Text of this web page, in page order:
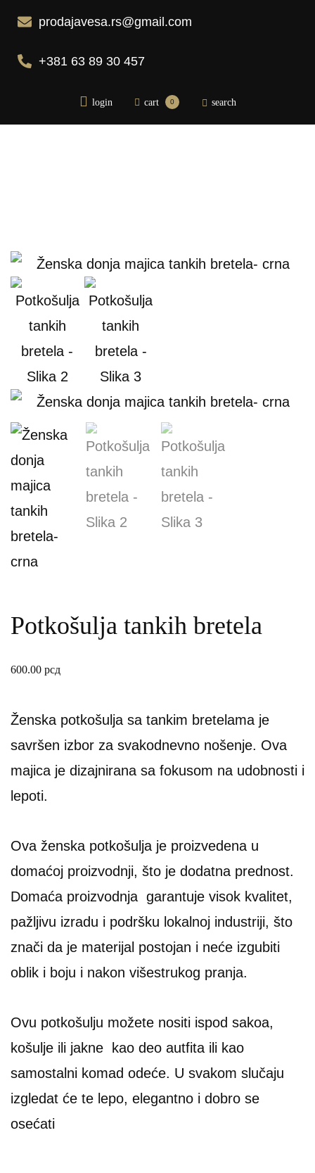
prodajavesa.rs@gmail.com
+381 63 89 30 457
login 0
cart search
Bebi dol pidžame
Spavaćice
Potkošulja tankih bretela
600.00 рсд
Ženska potkošulja sa tankim bretelama je
savršen izbor za svakodnevno nošenje. Ova
majica je dizajnirana sa fokusom na udobnosti i
lepoti.
Ova ženska potkošulja je proizvedena u
domaćoj proizvodnji, što je dodatna prednost.
Domaća proizvodnja garantuje visok kvalitet,
pažljivu izradu i podršku lokalnoj industriji, što
znači da je materijal postojan i neće izgubiti
oblik i boju i nakon višestrukog pranja.
Ovu potkošulju možete nositi ispod sakoa,
košulje ili jakne kao deo autfita ili kao
samostalni komad odeće. U svakom slučaju
izgledat će te lepo, elegantno i dobro se
osećati